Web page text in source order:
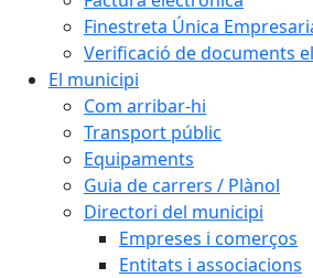
Finestreta Única
Verificació de documents
El municipi
Com arribar-hi
Transport públic
Equipaments
Guia de carrers / Plànol
Directori del municipi
Empreses i comerços
Entitats i associacions